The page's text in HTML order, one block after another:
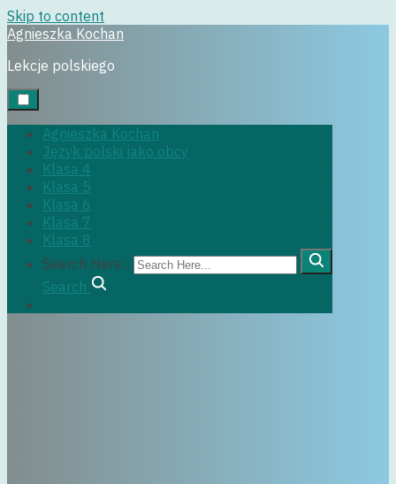
Skip to content
Agnieszka Kochan
Lekcje polskiego
Agnieszka Kochan
Język polski jako obcy
Klasa 4
Klasa 5
Klasa 6
Klasa 7
Klasa 8
Search Here...
Search
Uncategorized